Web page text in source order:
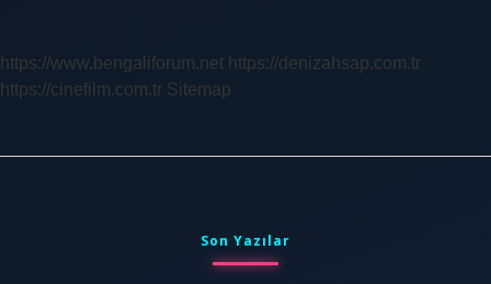
https://www.bengaliforum.net https://denizahsap.com.tr
https://cinefilm.com.tr Sitemap
Son Yazılar